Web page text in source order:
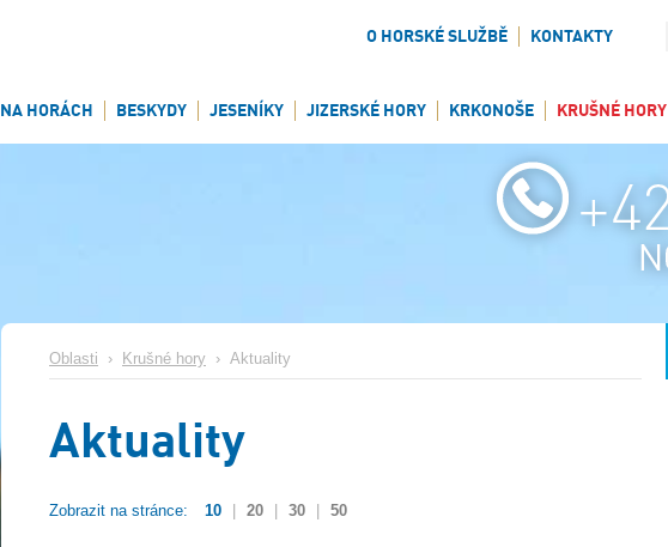
O HORSKÉ SLUŽBĚ KONTAKTY
NA HORÁCH BESKYDY JESENÍKY JIZERSKÉ HORY KRKONOŠE KRUŠNÉ HORY
Oblasti › Krušné hory › Aktuality
Aktuality
Zobrazit na stránce: 10 20 30 50